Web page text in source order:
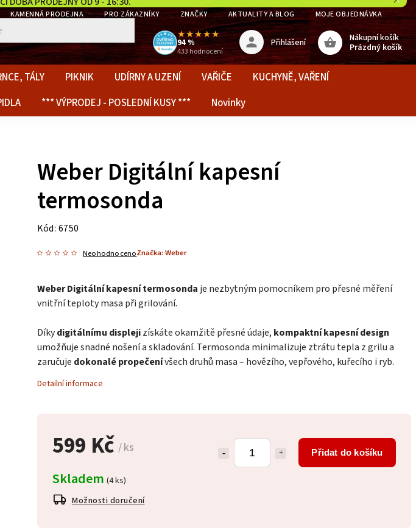
KAMENNÁ PRODEJNA PRO ZÁKAZNÍKY ZNAČKY AKTUALITY A BLOG MOJE OBJEDNÁVKA
★★★★★
94 %
433 hodnocení
Nákupní košík
Prázdný košík
Přihlášení
TÁLY PIKNIK UDÍRNY A UZENÍ VAŘIČE
KUCHYNĚ, VAŘENÍ
*** VÝPRODEJ - POSLEDNÍ KUSY *** Novinky
599 Kč / ks Přidat do košíku
Skladem (4 ks)
Možnosti doručení
Weber Digitální kapesní
termosonda
Kód: 6750
NeohodnocenoZnačka:Weber
Weber Digitální kapesní termosonda je nezbytným pomocníkem pro přesné měření
vnitřní teploty masa při grilování.
Díkydigitálnímu displejizískáte okamžitě přesné údaje, kompaktní kapesní design
umožňuje snadné nošení a skladování. Termosonda minimalizuje ztrátu tepla z grilu a
zaručuje dokonalé propečenívšech druhů masa – hovězího, vepřového, kuřecího i ryb.
Detailní informace